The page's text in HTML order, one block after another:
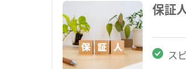
保証
ス